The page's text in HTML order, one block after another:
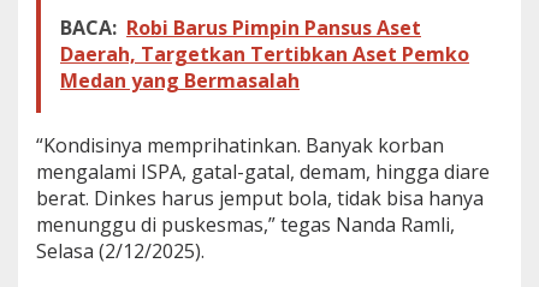
l
o
n
j
D
r
a
s
t
i
BACA: Robi Barus Pimpin Pansus Aset
Daerah, Targetkan Tertibkan Aset Pemko
Medan yang Bermasalah
“Kondisinya memprihatinkan. Banyak korban
mengalami ISPA, gatal-gatal, demam, hingga diare
berat. Dinkes harus jemput bola, tidak bisa hanya
menunggu di puskesmas,” tegas Nanda Ramli,
Selasa (2/12/2025).